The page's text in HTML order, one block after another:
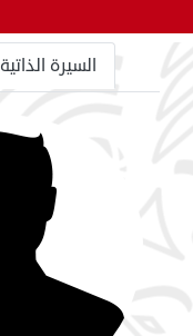
السيرة الذاتية